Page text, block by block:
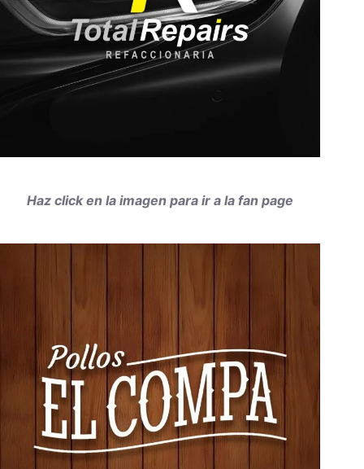
Haz click en la imagen para ir a la fan page